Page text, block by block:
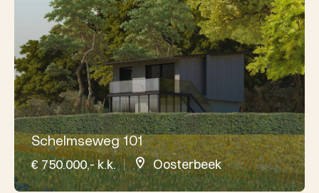
Schelmseweg 101
€ 750.000,- k.k. Oosterbeek